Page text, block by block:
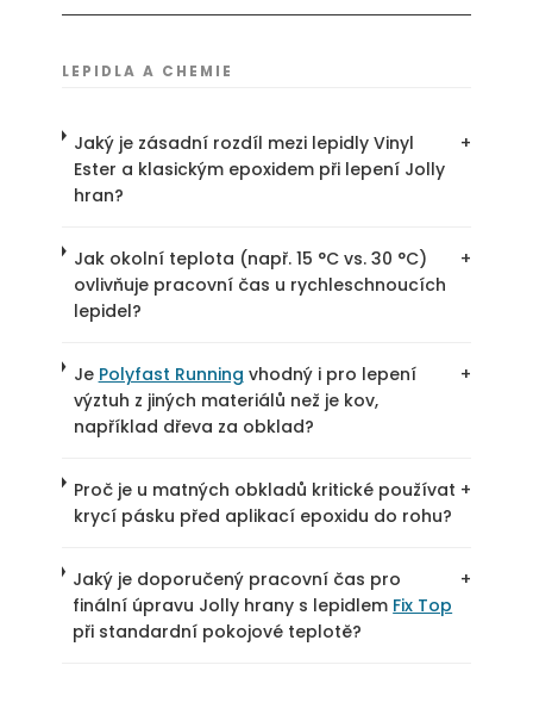
LEPIDLA A CHEMIE
Jaký je zásadní rozdíl mezi lepidly Vinyl
Ester a klasickým epoxidem při lepení Jolly
hran?
+
Jak okolní teplota (např. 15 °C vs. 30 °C)
ovlivňuje pracovní čas u rychleschnoucích
lepidel?
+
Je Polyfast Running vhodný i pro lepení
výztuh z jiných materiálů než je kov,
například dřeva za obklad?
+
Proč je u matných obkladů kritické používat
krycí pásku před aplikací epoxidu do rohu?
+
Jaký je doporučený pracovní čas pro
finální úpravu Jolly hrany s lepidlem Fix Top
při standardní pokojové teplotě?
+